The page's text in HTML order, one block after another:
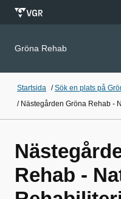
Gröna Rehab
Startsida /Sök en plats på
/ Nästegården Gröna Rehab -
Rehab -